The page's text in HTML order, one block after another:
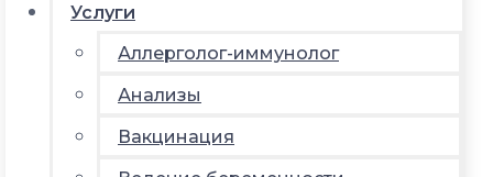
Услуги
Аллерголог-иммунолог
Анализы
Вакцинация